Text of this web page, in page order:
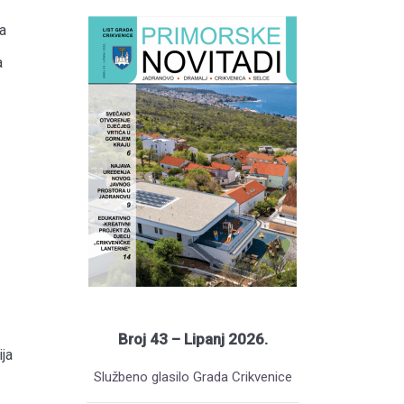
Broj 43 – Lipanj 2026.
Službeno glasilo Grada Crikvenice